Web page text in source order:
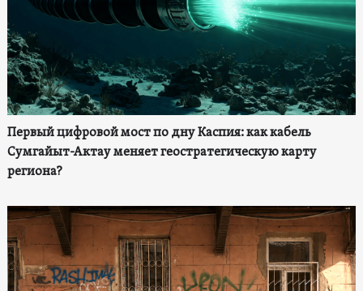
Первый цифровой мост по дну Каспия: как кабель
Сумгайыт-Актау меняет геостратегическую карту
региона?